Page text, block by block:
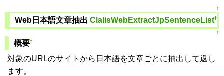
↑
Web日本語文章抽出 ClalisWebExtractJpSentenceList†
↑
概要†
対象のURLのサイトから日本語を文章ごとに抽出して返し
ます。